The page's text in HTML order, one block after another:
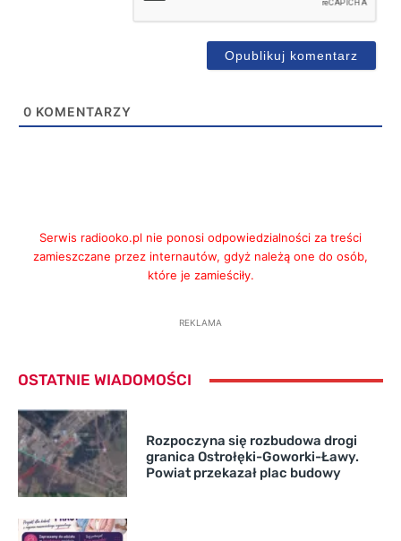
0 KOMENTARZY
Serwis radiooko.pl nie ponosi odpowiedzialności za treści
zamieszczane przez internautów, gdyż należą one do osób,
które je zamieściły.
REKLAMA
OSTATNIE WIADOMOŚCI
Rozpoczyna się rozbudowa drogi
granica Ostrołęki-Goworki-Ławy.
Powiat przekazał plac budowy